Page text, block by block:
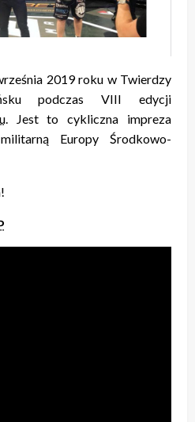
2019 roku w Twierdzy
podczas VIII edycji
. Jest to cykliczna impreza
Europy Środkowo-